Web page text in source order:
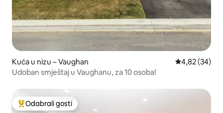
Kuća u nizu – Vaughan Prosječna
4,82 (34)
Udoban smještaj u Vaughanu, za 10 osoba!
Među najviše rangiranima s oznakom „Odabrali gosti”
Odabrali gosti